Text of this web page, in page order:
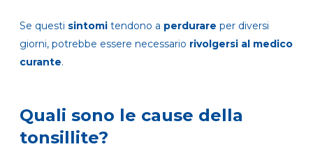
Se questi sintomi tendono a perdurare per diversi
giorni, potrebbe essere necessario rivolgersi al medico
curante.
Quali sono le cause della
tonsillite?